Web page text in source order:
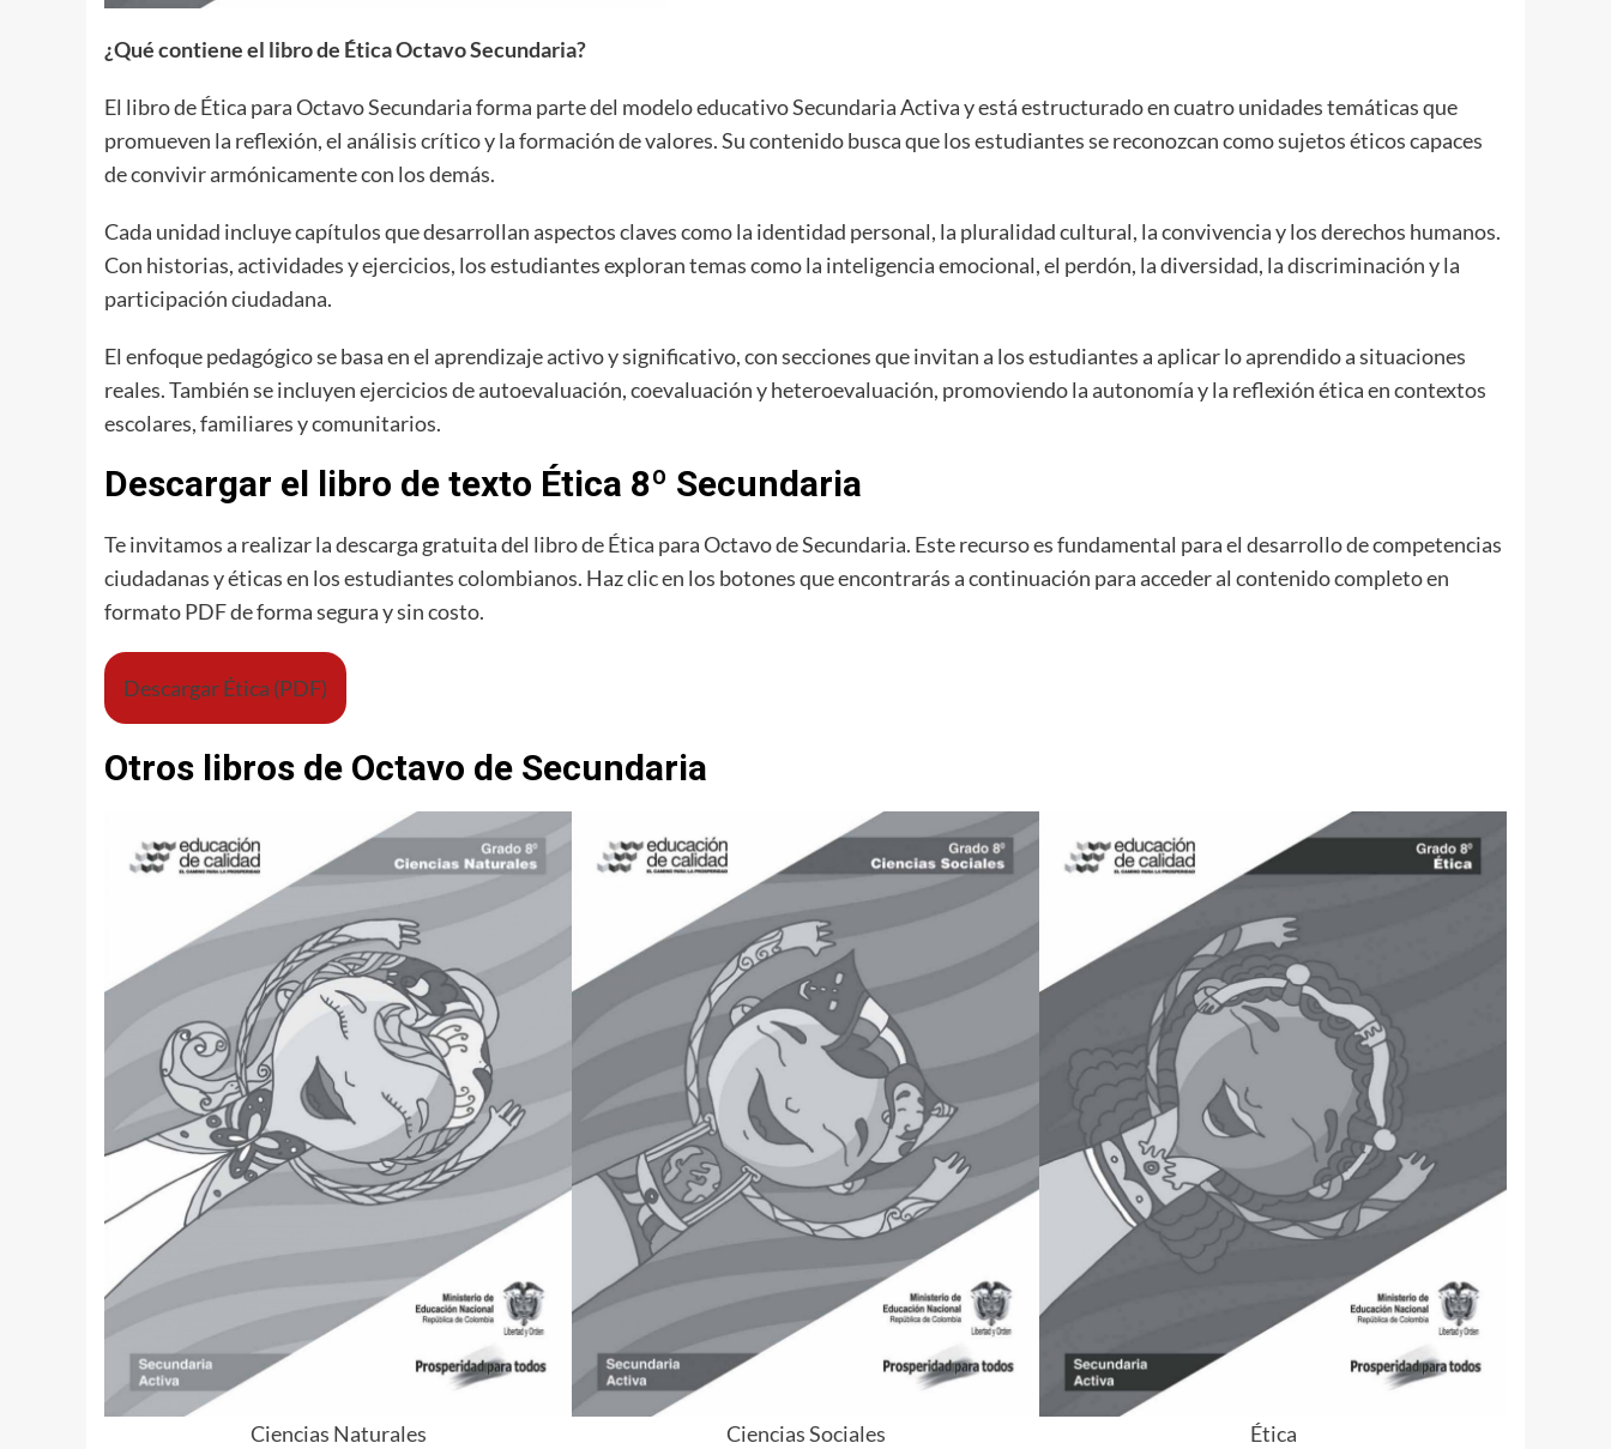
¿Qué contiene el libro de Ética Octavo Secundaria?
El libro de Ética para Octavo Secundaria forma parte del modelo educativo Secundaria Activa y está estructurado en cuatro unidades temáticas que
promueven la reflexión, el análisis crítico y la formación de valores. Su contenido busca que los estudiantes se reconozcan como sujetos éticos capaces
de convivir armónicamente con los demás.
Cada unidad incluye capítulos que desarrollan aspectos claves como la identidad personal, la pluralidad cultural, la convivencia y los derechos humanos.
Con historias, actividades y ejercicios, los estudiantes exploran temas como la inteligencia emocional, el perdón, la diversidad, la discriminación y la
participación ciudadana.
El enfoque pedagógico se basa en el aprendizaje activo y significativo, con secciones que invitan a los estudiantes a aplicar lo aprendido a situaciones
reales. También se incluyen ejercicios de autoevaluación, coevaluación y heteroevaluación, promoviendo la autonomía y la reflexión ética en contextos
escolares, familiares y comunitarios.
Descargar el libro de texto Ética 8º Secundaria
Te invitamos a realizar la descarga gratuita del libro de Ética para Octavo de Secundaria. Este recurso es fundamental para el desarrollo de competencias
ciudadanas y éticas en los estudiantes colombianos. Haz clic en los botones que encontrarás a continuación para acceder al contenido completo en
formato PDF de forma segura y sin costo.
Descargar Ética (PDF)
Otros libros de Octavo de Secundaria
Ciencias Naturales Ciencias Sociales Ética